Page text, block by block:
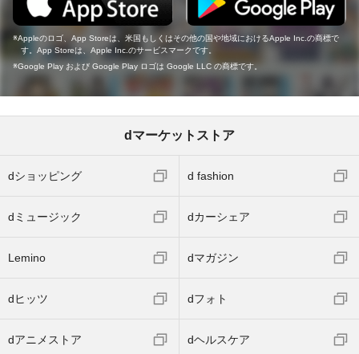
Appleのロゴ、App Storeは、米国もしくはその他の国や地域におけるApple Inc.の商標で
す。App Storeは、Apple Inc.のサービスマークです。
Google Play および Google Play ロゴは Google LLC の商標です。
dマーケットストア
dショッピング d fashion
dミュージック dカーシェア
Lemino dマガジン
dヒッツ dフォト
dアニメストア dヘルスケア